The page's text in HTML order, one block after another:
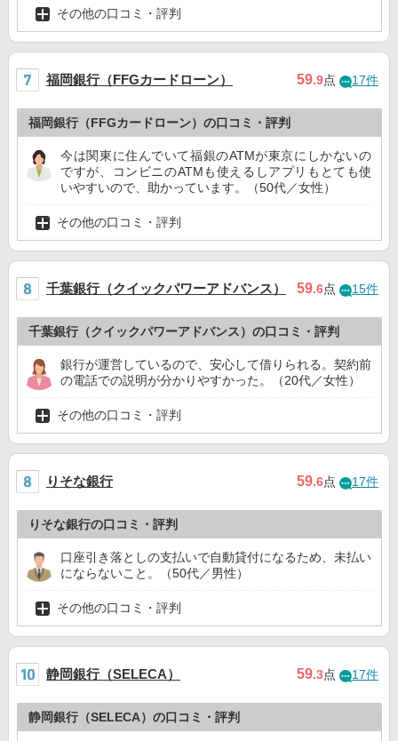
その他の口コミ・評判
福岡銀行（FFGカードローン） 59.9点 17件
福岡銀行（FFGカードローン）の口コミ・評判
今は関東に住んでいて福銀のATMが東京にしかないの
ですが、コンビニのATMも使えるしアプリもとても使
いやすいので、助かっています。（50代／女性）
その他の口コミ・評判
千葉銀行（クイックパワーアドバンス） 59.6点 15件
千葉銀行（クイックパワーアドバンス）の口コミ・評判
銀行が運営しているので、安心して借りられる。契約前
の電話での説明が分かりやすかった。（20代／女性）
その他の口コミ・評判
りそな銀行 59.6点 17件
りそな銀行の口コミ・評判
口座引き落としの支払いで自動貸付になるため、未払い
にならないこと。（50代／男性）
その他の口コミ・評判
静岡銀行（SELECA） 59.3点 17件
静岡銀行（SELECA）の口コミ・評判